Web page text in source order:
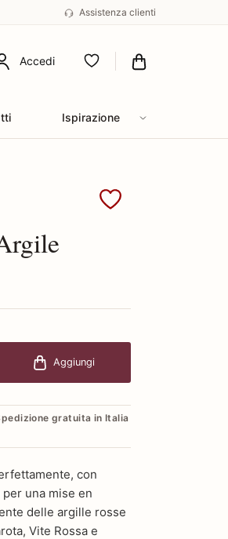
Assistenza clienti
Accedi
Preferiti
Ispirazione
Aggiungi
gratuita in Italia
con
una mise en
delle argille rosse
Vite Rossa e